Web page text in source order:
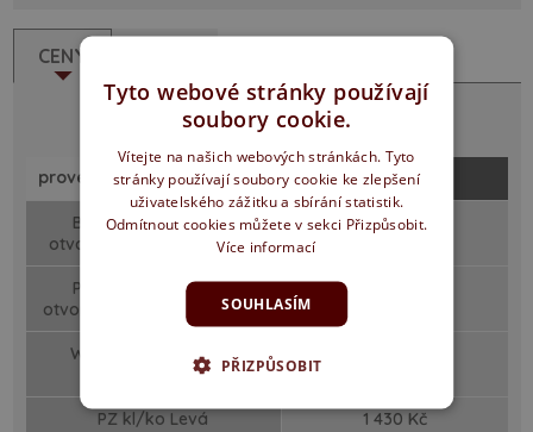
CENY
provedení TRIGI HR KK
BB - spodní rozeta s
otvorem pro obyčejný klíč
640 Kč
PZ - spodní rozeta s
otvorem pro cylindrický klíč
WC - spodní rozeta s
PZ kl/ko Levá 1 430 Kč
Tyto webové stránky používají
soubory cookie.
Vítejte na našich webových stránkách. Tyto
stránky používají soubory cookie ke zlepšení
uživatelského zážitku a sbírání statistik.
Odmítnout cookies můžete v sekci Přizpůsobit.
Více informací
SOUHLASÍM
PŘIZPŮSOBIT